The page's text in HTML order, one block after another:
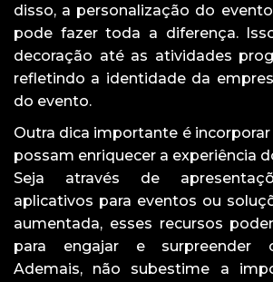
disso, a personalização do
pode fazer toda a diferença.
decoração até as atividades
refletindo a identidade da
do evento.
Outra dica importante é
possam enriquecer a experiência
Seja através de
aplicativos para eventos ou
aumentada, esses recursos
para engajar e surpreender
Ademais, não subestime a